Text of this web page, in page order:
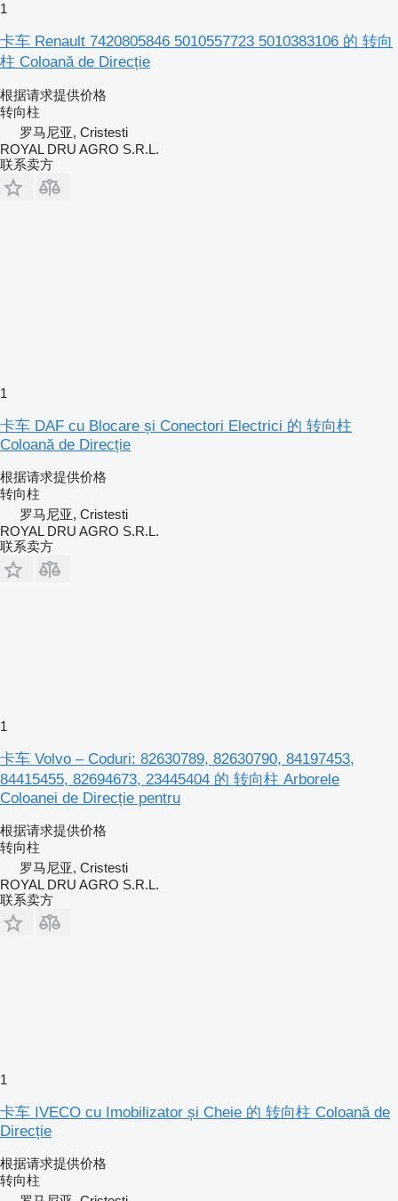
1
卡车 Renault 7420805846 5010557723 5010383106 的 转向
柱 Coloană de Direcție
根据请求提供价格
转向柱
罗马尼亚, Cristesti
ROYAL DRU AGRO S.R.L.
联系卖方
1
卡车 DAF cu Blocare și Conectori Electrici 的 转向柱
Coloană de Direcție
根据请求提供价格
转向柱
罗马尼亚, Cristesti
ROYAL DRU AGRO S.R.L.
联系卖方
1
卡车 Volvo – Coduri: 82630789, 82630790, 84197453,
84415455, 82694673, 23445404 的 转向柱 Arborele
Coloanei de Direcție pentru
根据请求提供价格
转向柱
罗马尼亚, Cristesti
ROYAL DRU AGRO S.R.L.
联系卖方
1
卡车 IVECO cu Imobilizator și Cheie 的 转向柱 Coloană de
Direcție
根据请求提供价格
转向柱